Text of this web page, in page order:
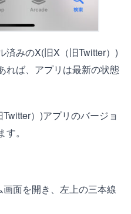
済みのX(旧X（旧Twitter）)
れば、アプリは最新の状態
）)アプリのバージョ
。
面を開き、左上の三本線